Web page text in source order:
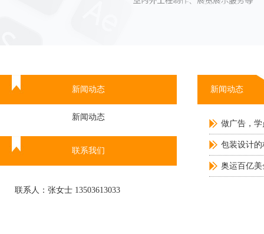
新闻动态
新闻动态
联系我们
联系人：张女士 13503613033
新闻动态
做广告，
包装设计
奥运百亿